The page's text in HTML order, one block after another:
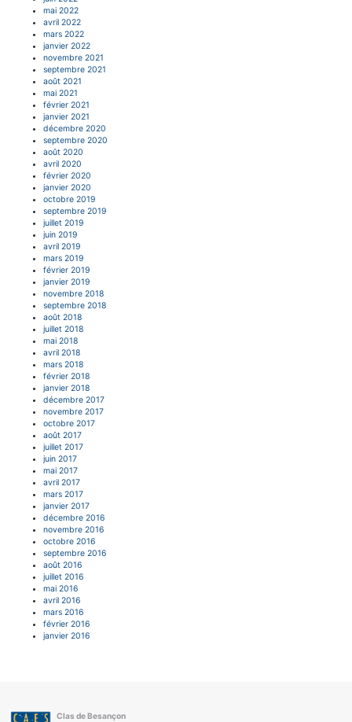
mai 2022
avril 2022
mars 2022
janvier 2022
novembre 2021
septembre 2021
août 2021
mai 2021
février 2021
janvier 2021
décembre 2020
septembre 2020
août 2020
avril 2020
février 2020
janvier 2020
octobre 2019
septembre 2019
juillet 2019
juin 2019
avril 2019
mars 2019
février 2019
janvier 2019
novembre 2018
septembre 2018
août 2018
juillet 2018
mai 2018
avril 2018
mars 2018
février 2018
janvier 2018
décembre 2017
novembre 2017
octobre 2017
août 2017
juillet 2017
juin 2017
mai 2017
avril 2017
mars 2017
janvier 2017
décembre 2016
novembre 2016
octobre 2016
septembre 2016
août 2016
juillet 2016
mai 2016
avril 2016
mars 2016
février 2016
janvier 2016
Clas de Besançon